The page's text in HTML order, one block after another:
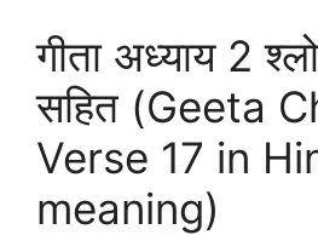
गीता अध्याय 2
सहित (Geeta
Verse 17 in
meaning)